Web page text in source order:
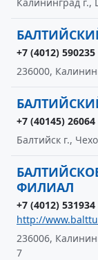
+7 (4012) 590235
236000,
+7 (40145) 26064
Балтийск г.,
ФИЛИАЛ
+7 (4012) 531934
http://
236006,
7